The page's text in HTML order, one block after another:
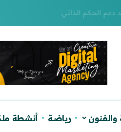
الحكم الذاتي
والفنون رياضة أنشطة